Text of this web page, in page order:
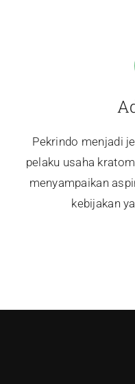
Pekrindo menjadi
pelaku usaha
menyampaikan
kebijakan